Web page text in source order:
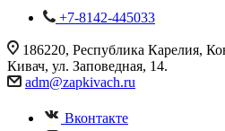
+7-8142-445033
186220, Республика Карелия,
Кивач, ул. Заповедная, 14.
adm@zapkivach.ru
Вконтакте